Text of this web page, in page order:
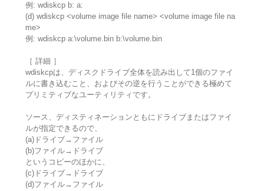
例: wdiskcp b: a:
(d) wdiskcp <volume image file name> <volume image file na
me>
例: wdiskcp a:\volume.bin b:\volume.bin
［ 詳細 ］
wdiskcpは、ディスクドライブ全体を読み出して1個のファイ
ルに書き込むこと、およびその逆を行うことができる極めて
プリミティブなユーティリティです。
ソース、ディスティネーションともにドライブまたはファイ
ルが指定できるので、
(a)ドライブ→ファイル
(b)ファイル→ドライブ
というコピーのほかに、
(c)ドライブ→ドライブ
(d)ファイル→ファイル